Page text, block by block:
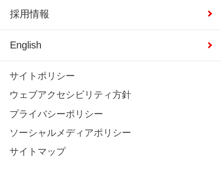
採用情報
English
サイトポリシー
ウェブアクセシビリティ方針
プライバシーポリシー
ソーシャルメディアポリシー
サイトマップ